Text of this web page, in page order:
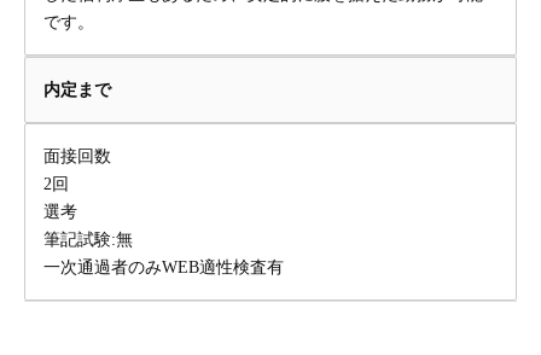
です。
内定まで
面接回数
2回
選考
筆記試験:無
一次通過者のみWEB適性検査有